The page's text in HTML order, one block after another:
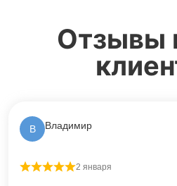
Отзывы
В Владимир
Оценка5из 5
2 января